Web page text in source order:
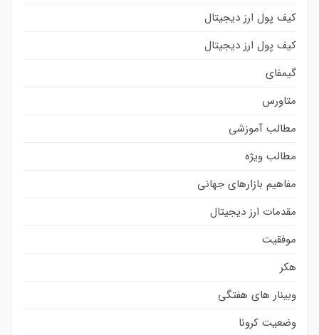
کیف پول ارز دیجیتال
کیف پول ارز دیجیتال
گیمفای
متاورس
مطالب آموزشی
مطالب ویژه
مفاهیم بازارهای جهانی
مقدمات ارز دیجیتال
موفقیت
هکر
وبینار های هفتگی
وضعیت کرونا